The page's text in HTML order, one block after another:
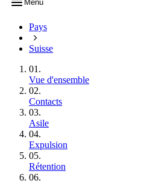
Menu
Pays
Suisse
01.
Vue d'ensemble
02.
Contacts
03.
Asile
04.
Expulsion
05.
Rétention
06.